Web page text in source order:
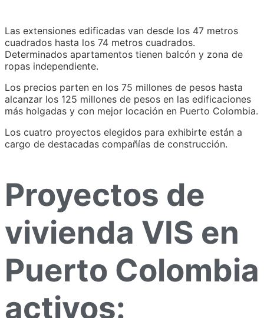
Las extensiones edificadas van desde los 47 metros
cuadrados hasta los 74 metros cuadrados.
Determinados apartamentos tienen balcón y zona de
ropas independiente.
Los precios parten en los 75 millones de pesos hasta
alcanzar los 125 millones de pesos en las edificaciones
más holgadas y con mejor locación en Puerto Colombia.
Los cuatro proyectos elegidos para exhibirte están a
cargo de destacadas compañías de construcción.
Proyectos de
vivienda VIS en
Puerto Colombia
activos: